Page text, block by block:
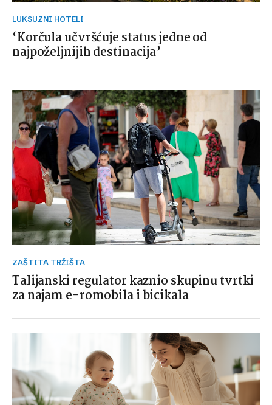
LUKSUZNI HOTELI
‘Korčula učvršćuje status jedne od
najpoželjnijih destinacija’
ZAŠTITA TRŽIŠTA
Talijanski regulator kaznio skupinu tvrtki
za najam e-romobila i bicikala